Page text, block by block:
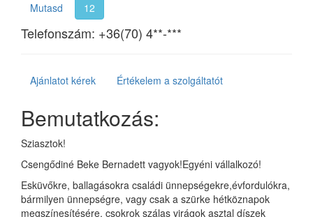
Mutasd 12
Telefonszám: +36(70) 4**-***
Ajánlatot kérek Értékelem a szolgáltatót
Bemutatkozás:
Sziasztok!
Csengődiné Beke Bernadett vagyok!Egyéni vállalkozó!
Esküvőkre, ballagásokra családi ünnepségekre,évfordulókra,
bármilyen ünnepségre, vagy csak a szürke hétköznapok
megszínesítésére, csokrok szálas virágok asztal díszek